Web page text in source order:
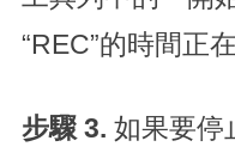
“REC”的時間正
步驟 3. 如果要停